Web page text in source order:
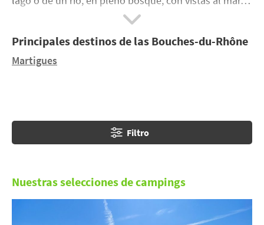
¡Algunos campings le harán soñar! El ambiente
alojamientos para unas inolvidables vacaciones en
familia.
Principales destinos de las Bouches-du-Rhône
Martigues
Filtro
Nuestras selecciones de campings